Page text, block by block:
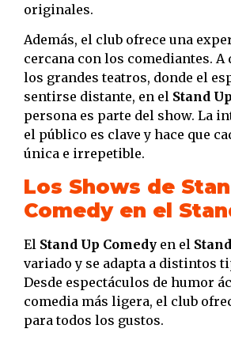
originales.
Además, el club ofrece una
cercana con los comediantes. A
los grandes teatros, donde el
sentirse distante, en el Stand
persona es parte del show. La
el público es clave y hace que
única e irrepetible.
Los Shows de
Comedy en el
El Stand Up Comedy en el
variado y se adapta a distintos
Desde espectáculos de humor
comedia más ligera, el club
para todos los gustos.